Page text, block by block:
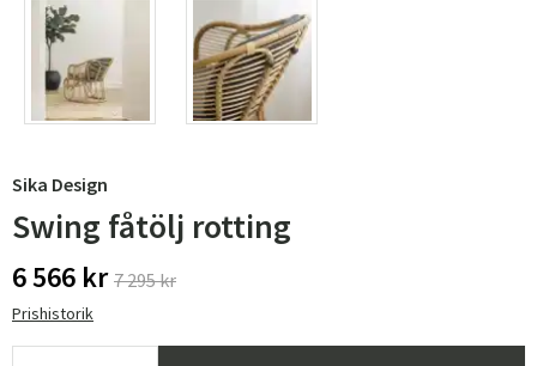
Sika Design
Swing fåtölj rotting
6 566 kr 7 295 kr
Prishistorik